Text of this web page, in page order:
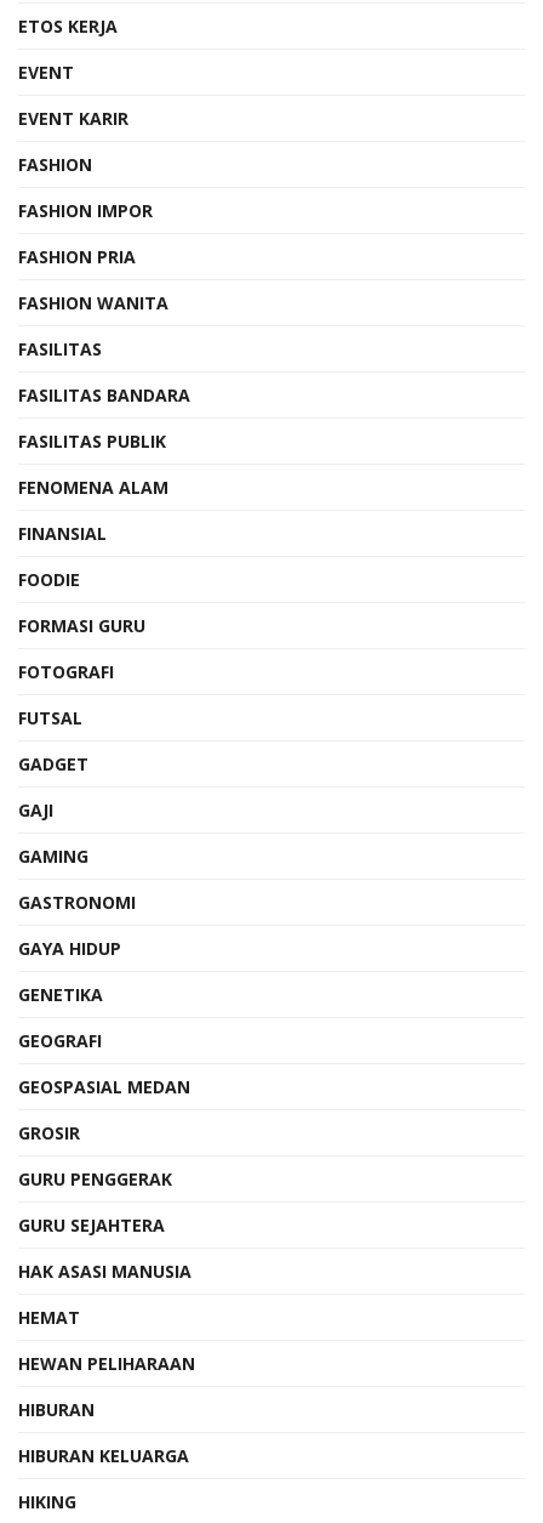
ETOS KERJA
EVENT
EVENT KARIR
FASHION
FASHION IMPOR
FASHION PRIA
FASHION WANITA
FASILITAS
FASILITAS BANDARA
FASILITAS PUBLIK
FENOMENA ALAM
FINANSIAL
FOODIE
FORMASI GURU
FOTOGRAFI
FUTSAL
GADGET
GAJI
GAMING
GASTRONOMI
GAYA HIDUP
GENETIKA
GEOGRAFI
GEOSPASIAL MEDAN
GROSIR
GURU PENGGERAK
GURU SEJAHTERA
HAK ASASI MANUSIA
HEMAT
HEWAN PELIHARAAN
HIBURAN
HIBURAN KELUARGA
HIKING